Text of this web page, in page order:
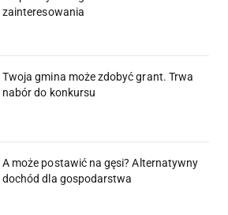
zainteresowania
Twoja gmina może zdobyć grant. Trwa
nabór do konkursu
A może postawić na gęsi? Alternatywny
dochód dla gospodarstwa